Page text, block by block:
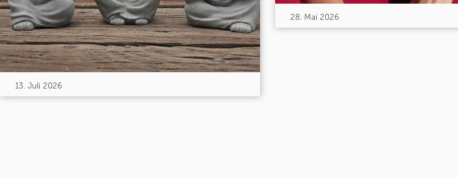
13. Juli 2026
28. Mai 2026